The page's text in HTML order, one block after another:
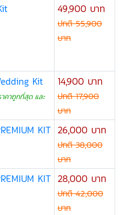
49,900 บาท
ปกติ 55,900
บาท
Kit
คาถูกที่สุด และ
14,900 บาท
ปกติ 17,900
บาท
KIT 26,000 บาท
ปกติ 38,000
บาท
KIT 28,000 บาท
ปกติ 42,000
บาท